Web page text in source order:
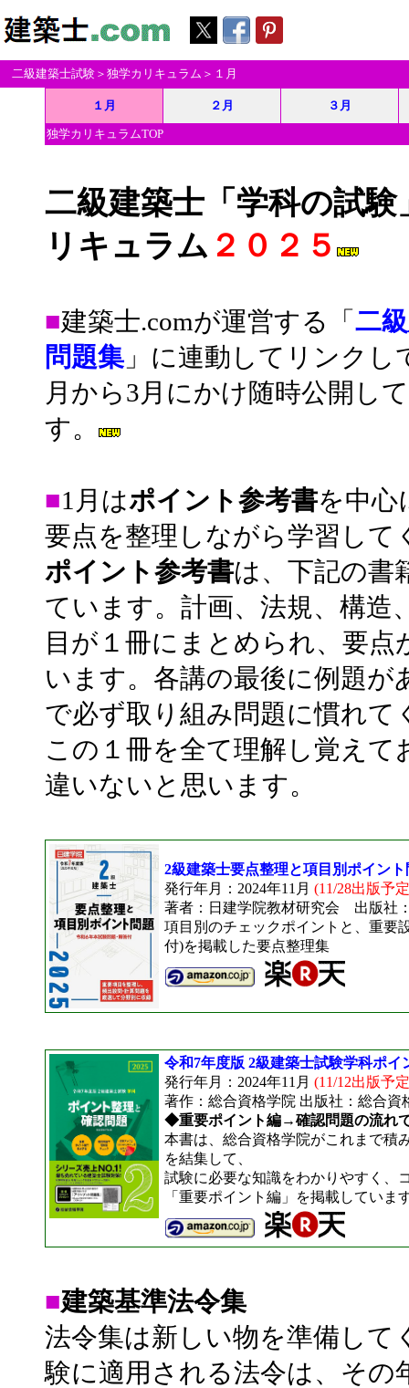
二級建築士試験 ＞ 独学カリキュラム ＞１月
１月 ２月 ３月
独学カリキュラムTOP
二級建築士「学科の試験
リキュラム ２０２５
■建築士.comが運営する「 二
問題集 」に連動してリンクし
月から3月にかけ随時公開し
す。
■1月はポイント参考書を中心
要点を整理しながら学習して
ポイント参考書は、下記の書
ています。計画、法規、構造
目が１冊にまとめられ、要点
います。各講の最後に例題が
で必ず取り組み問題に慣れて
この１冊を全て理解し覚えて
違いないと思います。
2級建築士要点整理と項目別ポイン
発行年月：2024年11月 (11/28出版予
著者：日建学院教材研究会 出版社
項目別のチェックポイントと、重要
付)を掲載した要点整理集
令和7年度版 2級建築士試験学科ポイ
発行年月：2024年11月 (11/12出版予
著作：総合資格学院 出版社：総合資
◆重要ポイント編→確認問題の流れ
本書は、総合資格学院がこれまで積
を結集して、
試験に必要な知識をわかりやすく、
「重要ポイント編」を掲載していま
■建築基準法令集
法令集は新しい物を準備して
験に適用される法令は、その